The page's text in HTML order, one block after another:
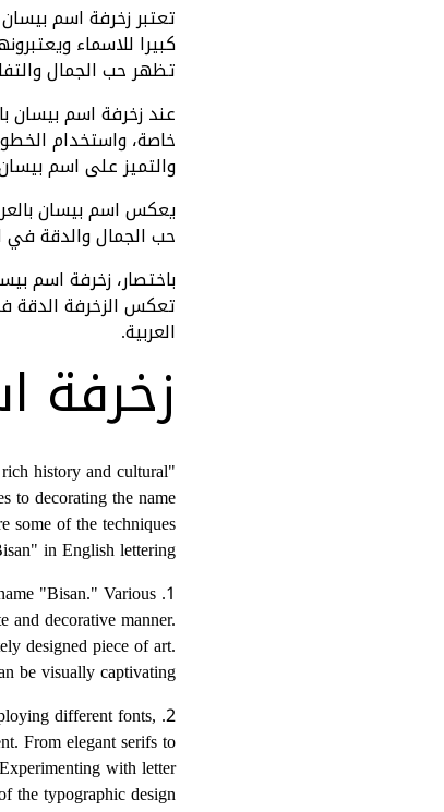
تعتبر زخرفة اسم
كبيرا للاسماء
تظهر حب الجمال
عند زخرفة اسم بيسان
خاصة، واستخدام
والتميز على اسم
يعكس اسم بيسان
حب الجمال والدقة في
باختصار، زخرفة اسم
تعكس الزخرفة الدقة
العربية.
زخرفة
history and cultural
to decorating the name
some of the techniques
in English lettering.
"Bisan." Various
decorative manner.
designed piece of art.
be visually captivating.
different fonts,
From elegant serifs to
with letter
the typographic design.